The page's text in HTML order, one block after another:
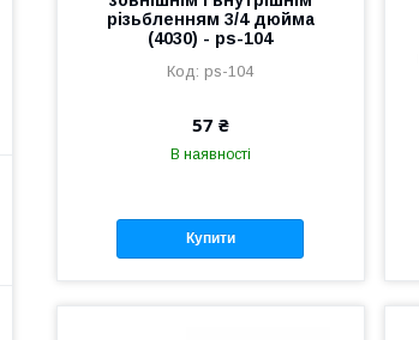
різьбленням 3/4 дюйма
(4030) - ps-104
ps-104
57 ₴
В наявності
Купити